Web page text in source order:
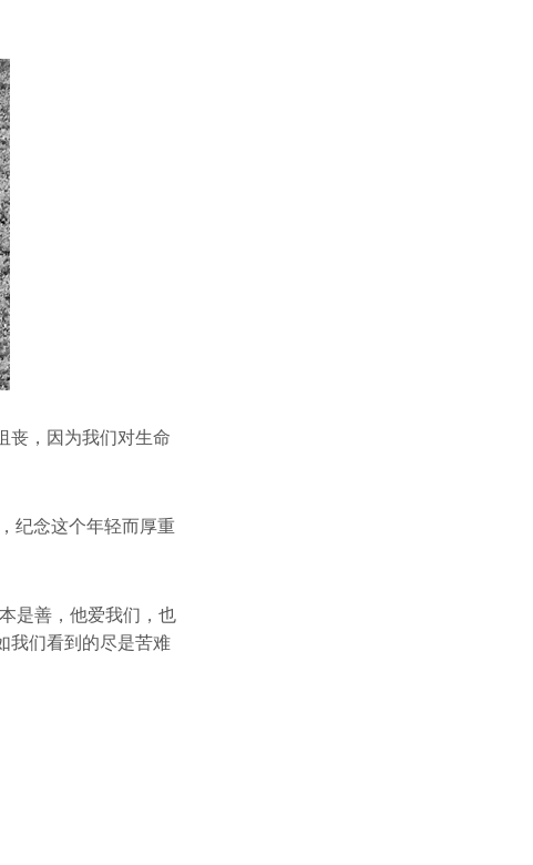
丧，因为我们对生命
纪念这个年轻而厚重
是善，他爱我们，也
我们看到的尽是苦难